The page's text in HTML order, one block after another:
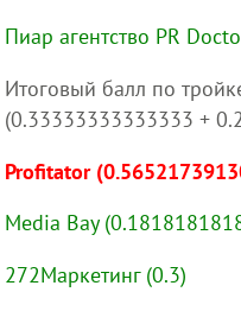
Пиар агентство PR
Итоговый балл по
(0.33333333333333 +
Profitator
Media Bay
272Маркетинг (0.3)